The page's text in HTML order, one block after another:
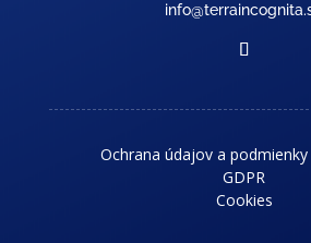
Ochrana údajov a
GDPR
Cookies